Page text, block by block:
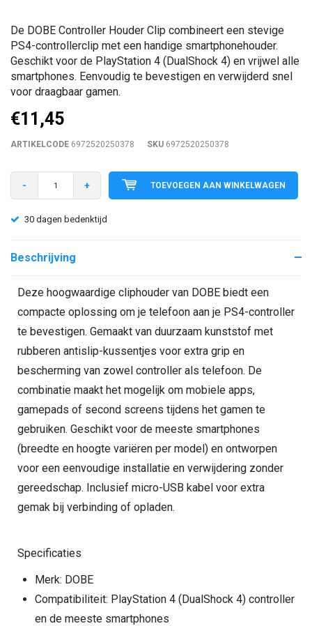
De DOBE Controller Houder Clip combineert een stevige
PS4-controllerclip met een handige smartphonehouder.
Geschikt voor de PlayStation 4 (DualShock 4) en vrijwel alle
smartphones. Eenvoudig te bevestigen en verwijderd snel
voor draagbaar gamen.
€11,45
ARTIKELCODE 6972520250378 SKU 6972520250378
- + TOEVOEGEN AAN WINKELWAGEN
30 dagen bedenktijd
Beschrijving
Deze hoogwaardige cliphouder van DOBE biedt een
compacte oplossing om je telefoon aan je PS4-controller
te bevestigen. Gemaakt van duurzaam kunststof met
rubberen antislip-kussentjes voor extra grip en
bescherming van zowel controller als telefoon. De
combinatie maakt het mogelijk om mobiele apps,
gamepads of second screens tijdens het gamen te
gebruiken. Geschikt voor de meeste smartphones
(breedte en hoogte variëren per model) en ontworpen
voor een eenvoudige installatie en verwijdering zonder
gereedschap. Inclusief micro-USB kabel voor extra
gemak bij verbinding of opladen.
Specificaties
Merk: DOBE
Compatibiliteit: PlayStation 4 (DualShock 4) controller
en de meeste smartphones